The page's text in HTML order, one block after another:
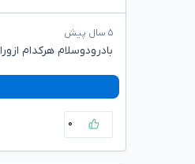
۵ سال پیش
بادرودوسلام هرکدام
۰